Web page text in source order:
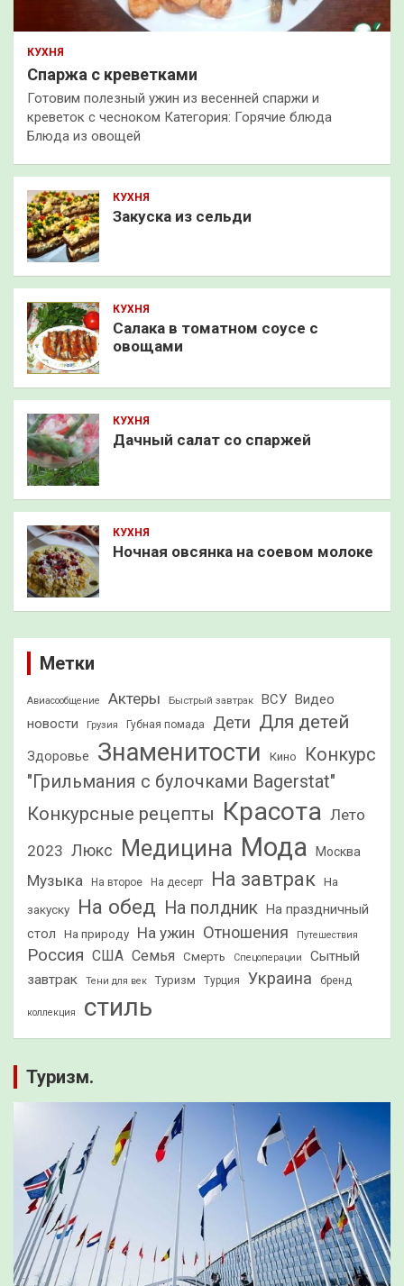
КУХНЯ
Спаржа с креветками
Готовим полезный ужин из весенней спаржи и
креветок с чесноком Категория: Горячие блюда
Блюда из овощей
КУХНЯ
Закуска из сельди
КУХНЯ
Салака в томатном соусе с
овощами
КУХНЯ
Дачный салат со спаржей
КУХНЯ
Ночная овсянка на соевом молоке
Метки
Авиасообщение Актеры Быстрый завтрак ВСУ Видео
новости
Грузия Губная помада Дети Для детей
Здоровье Знаменитости Кино
Конкурс
"Грильмания с булочками Bagerstat"
Конкурсные рецепты Красота Лето
2023 Люкс Медицина Мода Москва
Музыка На второе На десерт На завтрак На
закуску На обед На полдник На праздничный
стол
На природу На ужин Отношения Путешествия
Россия США Семья Смерть Спецоперации
Сытный
завтрак
Тени для век Туризм Турция Украина бренд
коллекция стиль
Туризм.